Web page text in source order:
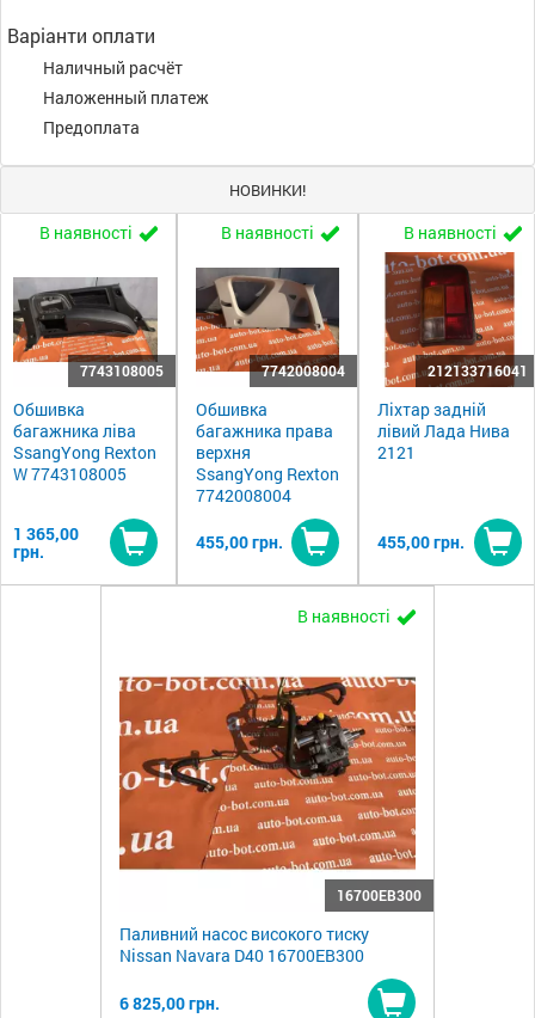
Варіанти оплати
Наличный расчёт
Наложенный платеж
Предоплата
НОВИНКИ!
В наявності
7743108005
Обшивка
багажника ліва
SsangYong Rexton
W 7743108005
1 365,00
грн.
Купити
В наявності
7742008004
Обшивка
багажника права
верхня
SsangYong Rexton
7742008004
455,00 грн.
Купити
В наявності
212133716041
Ліхтар задній
лівий Лада Нива
2121
455,00 грн.
В наявності
16700EB300
Паливний насос високого тиску
Nissan Navara D40 16700EB300
6 825,00 грн.